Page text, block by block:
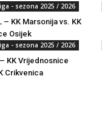
- sezona 2025 / 2026
– KK Marsonija vs. KK
Osijek
- sezona 2025 / 2026
KK Vrijednosnice
Crikvenica